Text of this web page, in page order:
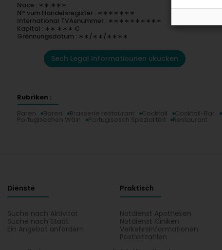
Nace : ∗∗.∗∗∗
N° vum Handelsregister : ∗∗∗∗∗∗∗
International TVAsnummer : ∗∗∗∗∗∗∗∗∗∗
Kapital : ∗∗ ∗∗∗ €
Grënnungsdatum : ∗∗/∗∗/∗∗∗∗
Sech Legal Informatiounen ukucken
Rubriken :
Baren
Baren Brasserie restaurant Cocktail Cocktail-Bar
Portugisechen Wäin Portugisesch Spezialitéit Restaurant
Dienste
Suche nach Aktivität
Suche nach Stadt
Ein Angebot anfordern
Praktisch
Notdienst Apotheken
Notdienst Kliniken
Verkehrsinformationen
Postleitzahlen